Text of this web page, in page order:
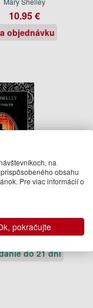
10.95 €
objednávku
Mary Shelley
13.95 €
do 21 dní
na
obsahu
Pre viac informácií o
pokračujte